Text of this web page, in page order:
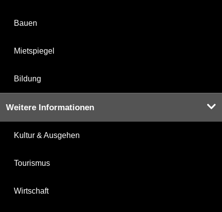
Bauen
Mietspiegel
Bildung
Weitere Informationen
Kultur & Ausgehen
Tourismus
Wirtschaft